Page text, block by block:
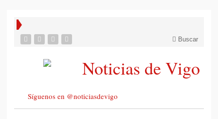
Buscar
Síguenos en @noticiasdevigo